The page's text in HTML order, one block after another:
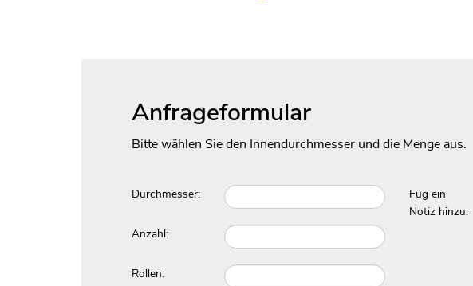
Anfrageformular
Bitte wählen Sie den Innendurchmesser und die Menge aus.
Durchmesser:
Anzahl:
Rollen:
Füg ein
Notiz hinzu: